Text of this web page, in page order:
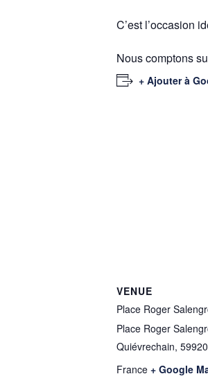
C’est l’occasion
Nous comptons
+ Ajouter à
VENUE
Place Roger
Place Roger
Quiévrechain, 59920
France + Google